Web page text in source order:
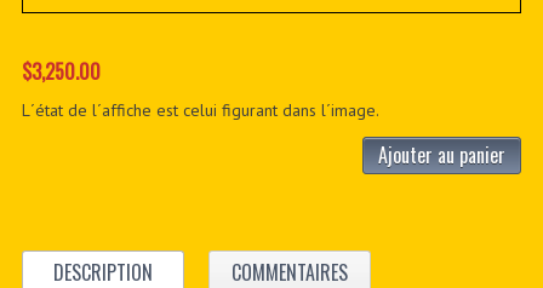
$3,250.00
L´état de l´affiche est celui figurant dans l´image.
Ajouter au panier
DESCRIPTION COMMENTAIRES